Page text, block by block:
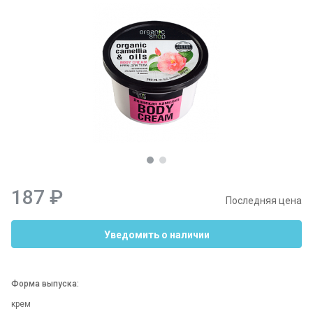
187 ₽ Последняя цена
Уведомить о наличии
Форма выпуска:
крем